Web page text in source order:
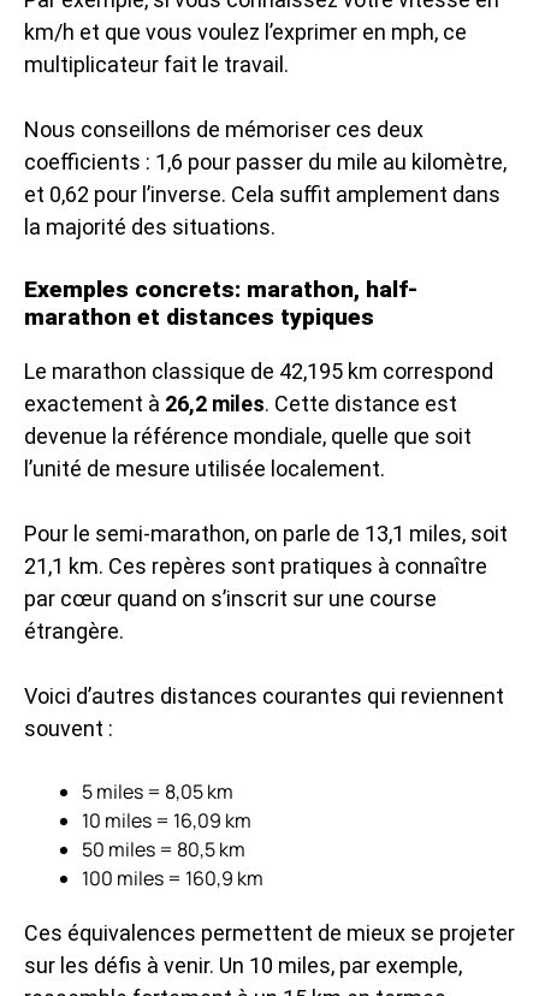
km/h et que vous voulez l’exprimer en mph, ce
multiplicateur fait le travail.
Nous conseillons de mémoriser ces deux
coefficients : 1,6 pour passer du mile au kilomètre,
et 0,62 pour l’inverse. Cela suffit amplement dans
la majorité des situations.
Exemples concrets: marathon, half-
marathon et distances typiques
Le marathon classique de 42,195 km correspond
exactement à 26,2 miles. Cette distance est
devenue la référence mondiale, quelle que soit
l’unité de mesure utilisée localement.
Pour le semi-marathon, on parle de 13,1 miles, soit
21,1 km. Ces repères sont pratiques à connaître
par cœur quand on s’inscrit sur une course
étrangère.
Voici d’autres distances courantes qui reviennent
souvent :
5 miles = 8,05 km
10 miles = 16,09 km
50 miles = 80,5 km
100 miles = 160,9 km
Ces équivalences permettent de mieux se projeter
sur les défis à venir. Un 10 miles, par exemple,